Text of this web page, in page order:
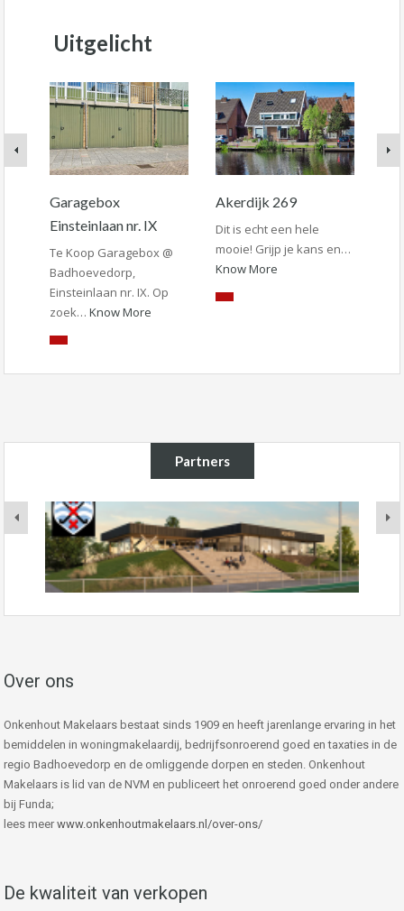
Uitgelicht
Garagebox
Einsteinlaan nr. IX
Te Koop Garagebox @
Badhoevedorp,
Einsteinlaan nr. IX. Op
zoek… Know More
Akerdijk 269
Dit is echt een hele
mooie! Grijp je kans en…
Know More
Partners
Over ons
Onkenhout Makelaars bestaat sinds 1909 en heeft jarenlange ervaring in het
bemiddelen in woningmakelaardij, bedrijfsonroerend goed en taxaties in de
regio Badhoevedorp en de omliggende dorpen en steden. Onkenhout
Makelaars is lid van de NVM en publiceert het onroerend goed onder andere
bij Funda;
lees meer www.onkenhoutmakelaars.nl/over-ons/
De kwaliteit van verkopen